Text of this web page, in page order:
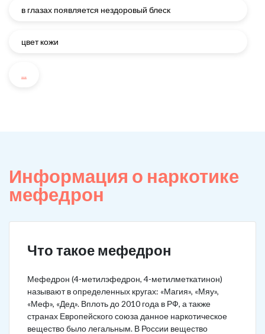
в глазах появляется нездоровый блеск
цвет кожи
...
Информация о наркотике
мефедрон
Что такое мефедрон
Мефедрон (4-метилэфедрон, 4-метилметкатинон)
называют в определенных кругах: «Магия», «Мяу»,
«Меф», «Дед». Вплоть до 2010 года в РФ, а также
странах Европейского союза данное наркотическое
вещество было легальным. В России вещество